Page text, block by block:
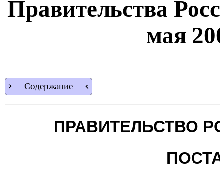
Правительства
мая
Содержание
ПРАВИТЕЛЬСТВО